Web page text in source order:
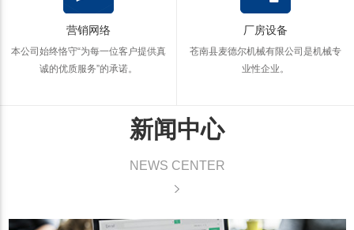
营销网络
本公司始终恪守“为每一位客户提供真
诚的优质服务”的承诺。
厂房设备
苍南县麦德尔机械有限公司是机械专
业性企业。
新闻中心
NEWS CENTER